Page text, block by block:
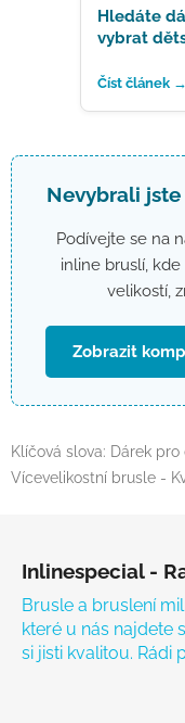
Hledáte
vybrat
Číst článek →
Nevybrali jste
Podívejte se na
inline bruslí,
velikostí,
Zobrazit
Klíčová slova: Dárek
Vícevelikostní brusle -
Inlinespecial -
Brusle a bruslení
které u nás najdete
si jisti kvalitou. Rádi